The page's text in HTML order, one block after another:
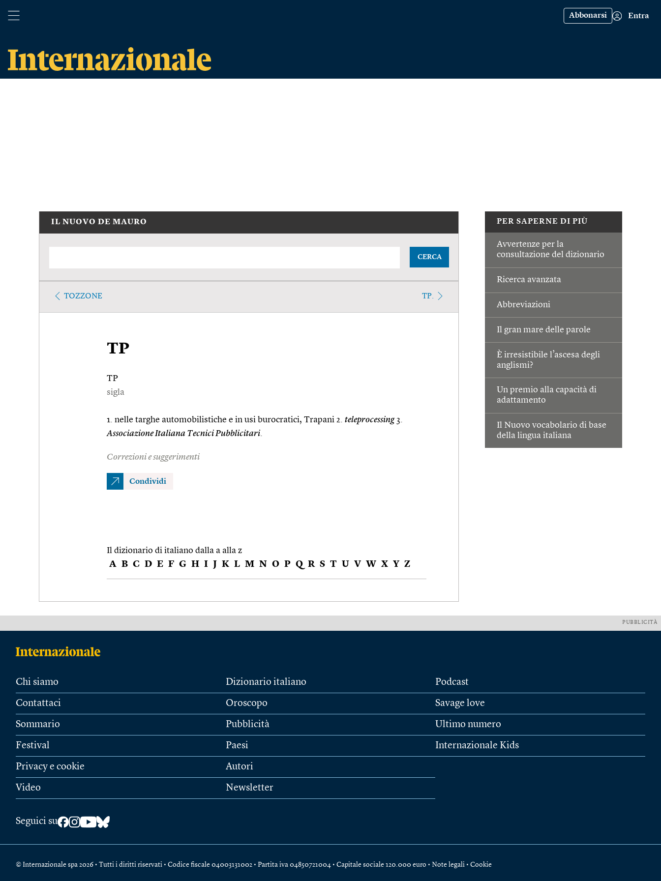
Abbonarsi Entra
PER SAPERNE DI PIÙ
Avvertenze per la
consultazione del dizionario
Ricerca avanzata
Abbreviazioni
Il gran mare delle parole
È irresistibile l’ascesa degli
anglismi?
Un premio alla capacità di
adattamento
Il Nuovo vocabolario di base
della lingua italiana
IL NUOVO DE MAURO
CERCA
TOZZONE TP.
TP
TP
sigla
1. nelle targhe automobilistiche e in usi burocratici, Trapani 2. teleprocessing3.
Associazione Italiana Tecnici Pubblicitari.
Correzioni e suggerimenti
Condividi
Il dizionario di italiano dalla a alla z
A B C D E F G H I J K L M N O P Q R S T U V W X Y Z
PUBBLICITÀ
Chi siamo
Contattaci
Sommario
Festival
Privacy e cookie
Video
Dizionario italiano
Oroscopo
Pubblicità
Paesi
Autori
Newsletter
Podcast
Savage love
Ultimo numero
Internazionale Kids
Seguici su
© Internazionale spa 2026 • Tutti i diritti riservati • Codice fiscale 04003131002 • Partita iva 04850721004 • Capitale sociale 120.000 euro • Note legali • Cookie